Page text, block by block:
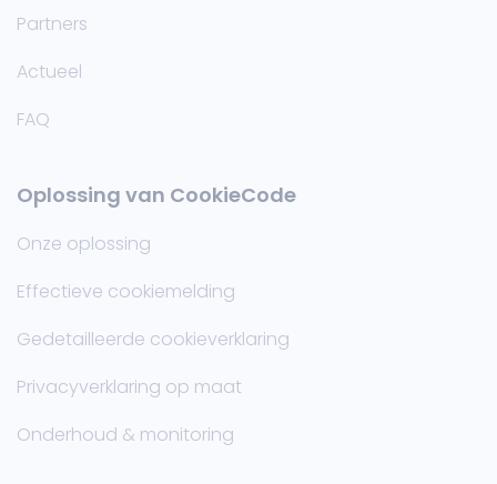
Partners
Actueel
FAQ
Oplossing van CookieCode
Onze oplossing
Effectieve cookiemelding
Gedetailleerde cookieverklaring
Privacyverklaring op maat
Onderhoud & monitoring